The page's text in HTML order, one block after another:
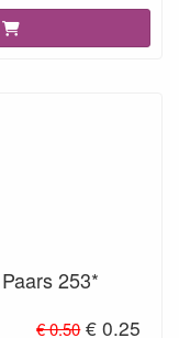
253*
€ 0.50 € 0.25